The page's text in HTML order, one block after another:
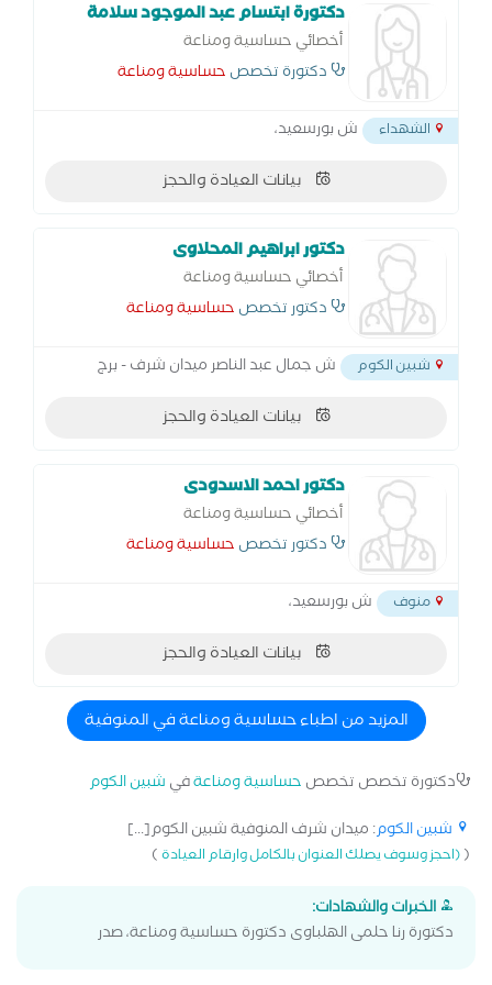
دكتورة ابتسام عبد الموجود سلامة
أخصائي حساسية ومناعة
دكتورة تخصص حساسية ومناعة
الشهداء ش بورسعيد،
بيانات العيادة والحجز
دكتور ابراهيم المحلاوى
أخصائي حساسية ومناعة
دكتور تخصص حساسية ومناعة
شبين الكوم ش جمال عبد الناصر ميدان شرف - برج
بيانات العيادة والحجز
دكتور احمد الاسدودى
أخصائي حساسية ومناعة
دكتور تخصص حساسية ومناعة
منوف ش بورسعيد،
بيانات العيادة والحجز
المزيد من اطباء حساسية ومناعة في المنوفية
دكتورة تخصص تخصص حساسية ومناعةفي شبين الكوم
شبين الكوم: ميدان شرف المنوفية شبين الكوم[...]
((احجز وسوف يصلك العنوان بالكامل وارقام العيادة)
الخبرات والشهادات:
دكتورة رنا حلمى الهلباوى دكتورة حساسية ومناعة، صدر